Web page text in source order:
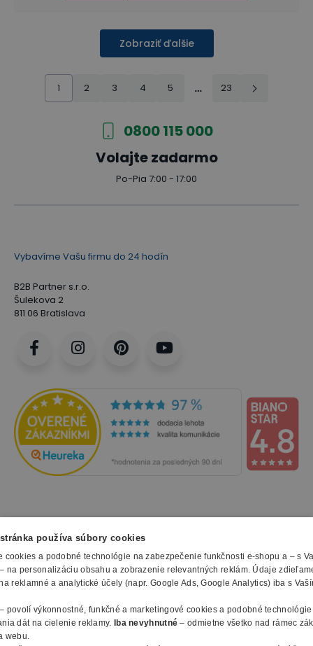
Zobraziť ďalšie
1 2 3 4 5 … 23
0800 115 000
Volajte zadarmo
Po-Pia 7:00 - 17:00
Vybavíme Vašu firmu do 24 hodín
B2B Partner s.r.o.
Šulekova 2
811 06 Bratislava
NAKUPOVANIE
Všetko o nákupe
Obchodné podmienky
Spôsoby platby
Záruky, servis a reklamácie
SLUŽBY
Reklamačný formulár
E-procurement
O FIRME
O nás
používa súbory cookies
cookies a podobné technológie na zabezpečenie funkčnosti e-shopu a – s
na personalizáciu obsahu a zobrazenie relevantných reklám. Údaje
reklamné a analytické účely (napr. Google Ads, Google Analytics) iba s
povolí výkonnostné, funkčné a marketingové cookies a podobné
dát na cielenie reklamy.
Iba nevyhnutné – odmietne všetko nad rámec
webu.